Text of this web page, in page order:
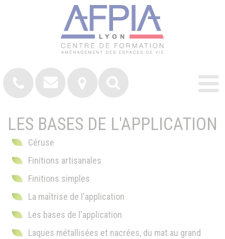
LES BASES DE L'APPLICATION
Céruse
Finitions artisanales
Finitions simples
La maîtrise de l'application
Les bases de l'application
Laques métallisées et nacrées, du mat au grand